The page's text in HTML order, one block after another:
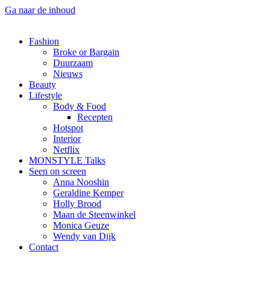
Ga naar de inhoud
Fashion
Broke or Bargain
Duurzaam
Nieuws
Beauty
Lifestyle
Body & Food
Recepten
Hotspot
Interior
Netflix
MONSTYLE Talks
Seen on screen
Anna Nooshin
Geraldine Kemper
Holly Brood
Maan de Steenwinkel
Monica Geuze
Wendy van Dijk
Contact